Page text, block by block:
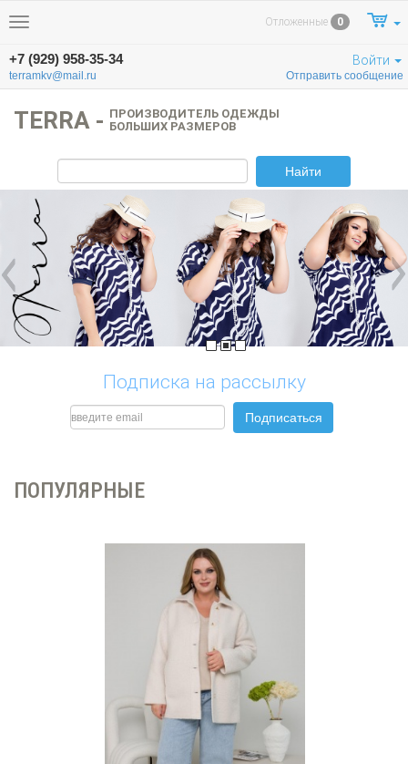
Меню Отложенные 0
Войти
+7 (929) 958-35-34
terramkv@mail.ru Отправить сообщение
TERRA - ПРОИЗВОДИТЕЛЬ ОДЕЖДЫ
БОЛЬШИХ РАЗМЕРОВ
Найти
Next
Подписка на рассылку
ПОПУЛЯРНЫЕ